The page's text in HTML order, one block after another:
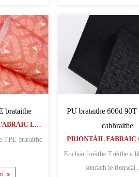
brataithe
CORPOIDEACHAS, FABRAIC LANNAITHE PEVA
PU brataithe 600d 90T
cabhraithe
PRIONTÁIL FABRAIC
Eochairthréithe Tréithe a bhaineann go